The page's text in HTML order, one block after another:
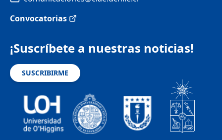
Convocatorias
¡Suscríbete a nuestras noticias!
SUSCRIBIRME